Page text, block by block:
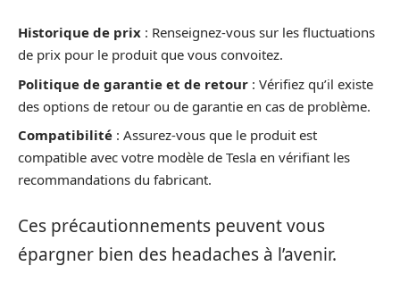
Historique de prix : Renseignez-vous sur les fluctuations
de prix pour le produit que vous convoitez.
Politique de garantie et de retour : Vérifiez qu’il existe
des options de retour ou de garantie en cas de problème.
Compatibilité : Assurez-vous que le produit est
compatible avec votre modèle de Tesla en vérifiant les
recommandations du fabricant.
Ces précautionnements peuvent vous
épargner bien des headaches à l’avenir.